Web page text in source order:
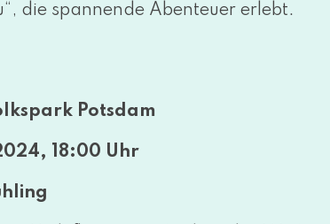
die span­nen­de Abenteuer erlebt.
Potsdam
18:00 Uhr